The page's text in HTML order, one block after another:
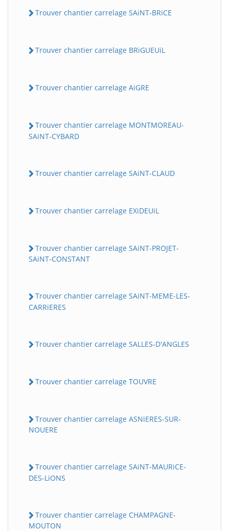
Trouver chantier carrelage SAiNT-BRiCE
Trouver chantier carrelage BRiGUEUiL
Trouver chantier carrelage AiGRE
Trouver chantier carrelage MONTMOREAU-
SAiNT-CYBARD
Trouver chantier carrelage SAiNT-CLAUD
Trouver chantier carrelage EXiDEUiL
Trouver chantier carrelage SAiNT-PROJET-
SAiNT-CONSTANT
Trouver chantier carrelage SAiNT-MEME-LES-
CARRiERES
Trouver chantier carrelage SALLES-D'ANGLES
Trouver chantier carrelage TOUVRE
Trouver chantier carrelage ASNiERES-SUR-
NOUERE
Trouver chantier carrelage SAiNT-MAURiCE-
DES-LiONS
Trouver chantier carrelage CHAMPAGNE-
MOUTON